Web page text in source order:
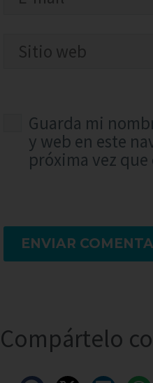
Guarda mi
y web en este
próxima vez
ENVIAR
Compártelo